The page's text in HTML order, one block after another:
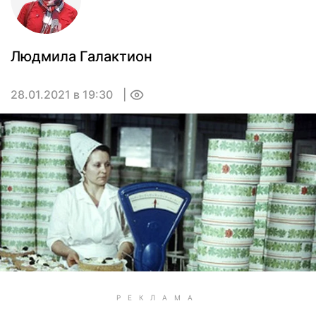
Людмила Галактион
28.01.2021 в 19:30